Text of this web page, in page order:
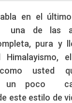
en el
una de las
pura y
Himalayismo,
usted
un poco
este estilo de